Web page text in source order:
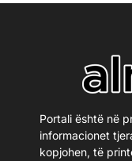
Portali është në
informacionet
kopjohen, të